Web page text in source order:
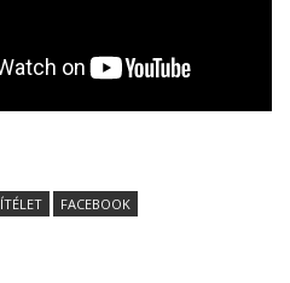
ÍTÉLET
FACEBOOK